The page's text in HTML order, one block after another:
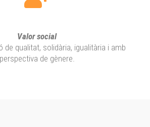
Valor social
de qualitat, solidària, igualitària i amb
perspectiva de gènere.